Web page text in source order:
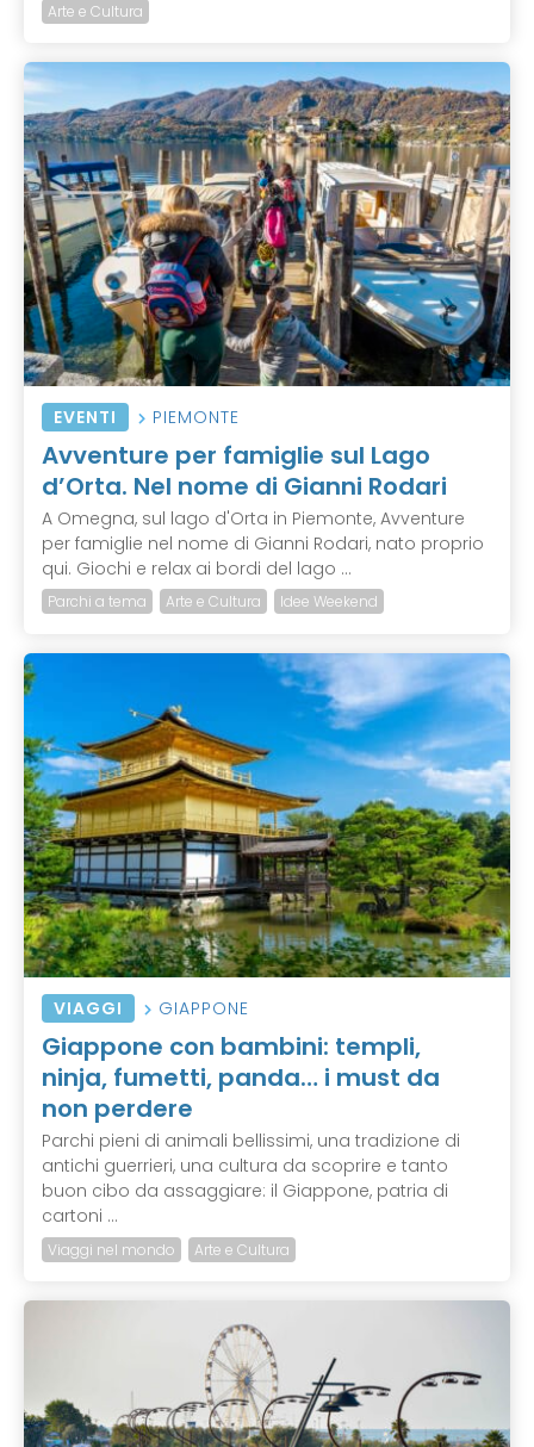
Arte e Cultura
EVENTI PIEMONTE
Avventure per famiglie sul Lago
d’Orta. Nel nome di Gianni Rodari
A Omegna, sul lago d'Orta in Piemonte, Avventure
per famiglie nel nome di Gianni Rodari, nato proprio
qui. Giochi e relax ai bordi del lago ...
Parchi a tema Arte e Cultura Idee Weekend
VIAGGI GIAPPONE
Giappone con bambini: templi,
ninja, fumetti, panda… i must da
non perdere
Parchi pieni di animali bellissimi, una tradizione di
antichi guerrieri, una cultura da scoprire e tanto
buon cibo da assaggiare: il Giappone, patria di
cartoni ...
Viaggi nel mondo Arte e Cultura